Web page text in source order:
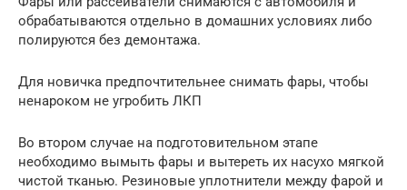
обрабатываются отдельно в домашних условиях либо
полируются без демонтажа.
Для новичка предпочтительнее снимать фары, чтобы
ненароком не угробить ЛКП
Во втором случае на подготовительном этапе
необходимо вымыть фары и вытереть их насухо мягкой
чистой тканью. Резиновые уплотнители между фарой и